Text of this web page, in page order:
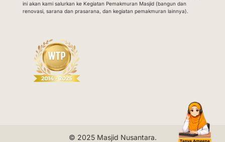
ini akan kami salurkan ke Kegiatan Pemakmuran Masjid (bangun dan
renovasi, sarana dan prasarana, dan kegiatan pemakmuran lainnya).
© 2025 Masjid Nusantara.